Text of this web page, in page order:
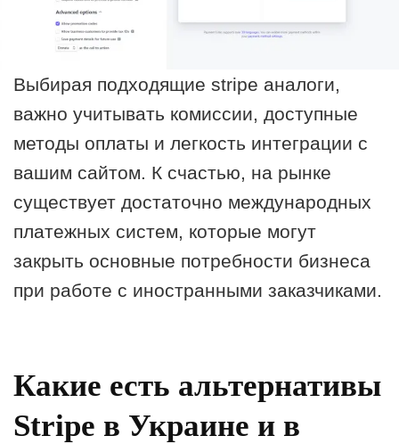
Выбирая подходящие stripe аналоги,
важно учитывать комиссии, доступные
методы оплаты и легкость интеграции с
вашим сайтом. К счастью, на рынке
существует достаточно международных
платежных систем, которые могут
закрыть основные потребности бизнеса
при работе с иностранными заказчиками.
Какие есть альтернативы
Stripe в Украине и в